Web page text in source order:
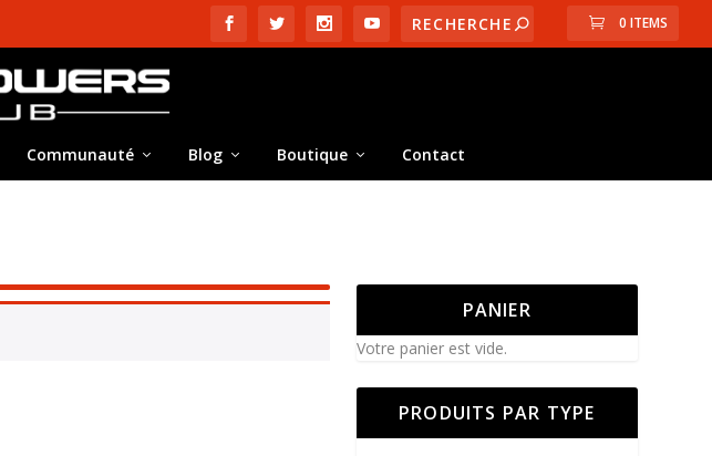
0 ITEMS
Communauté Blog Boutique Contact
PANIER
Votre panier est vide.
PRODUITS PAR TYPE